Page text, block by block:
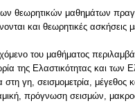
θεωρητικών μαθημάτων
και θεωρητικές ασκήσεις
του μαθήματος
της Ελαστικότητας και
γη, σεισμομετρία, μέγεθος
πρόγνωση σεισμών,